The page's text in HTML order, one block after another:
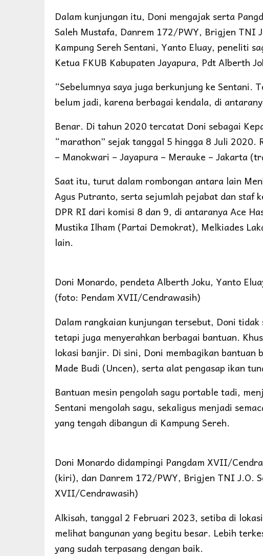
Dalam kunjungan itu, Doni mengajak serta
Saleh Mustafa, Danrem 172/PWY, Brigjen TNI
Kampung Sereh Sentani, Yanto Eluay, peneliti
Ketua FKUB Kabupaten Jayapura, Pdt Alberth
“Sebelumnya saya juga berkunjung ke
belum jadi, karena berbagai kendala, di
Benar. Di tahun 2020 tercatat Doni sebagai
“marathon” sejak tanggal 5 hingga 8 Juli 2020.
– Manokwari – Jayapura – Merauke – Jakarta
Saat itu, turut dalam rombongan antara lain
Agus Putranto, serta sejumlah pejabat dan staf
DPR RI dari komisi 8 dan 9, di antaranya Ace
Mustika Ilham (Partai Demokrat), Melkiades
lain.
Doni Monardo, pendeta Alberth Joku, Yanto
(foto: Pendam XVII/Cendrawasih)
Dalam rangkaian kunjungan tersebut, Doni
tetapi juga menyerahkan berbagai bantuan.
lokasi banjir. Di sini, Doni membagikan
Made Budi (Uncen), serta alat pengasap ikan
Bantuan mesin pengolah sagu portable tadi,
Sentani mengolah sagu, sekaligus menjadi
yang tengah dibangun di Kampung Sereh.
Doni Monardo didampingi Pangdam XVII/
(kiri), dan Danrem 172/PWY, Brigjen TNI J.O.
XVII/Cendrawasih)
Alkisah, tanggal 2 Februari 2023, setiba di
melihat bangunan yang begitu besar. Lebih
yang sudah terpasang dengan baik.